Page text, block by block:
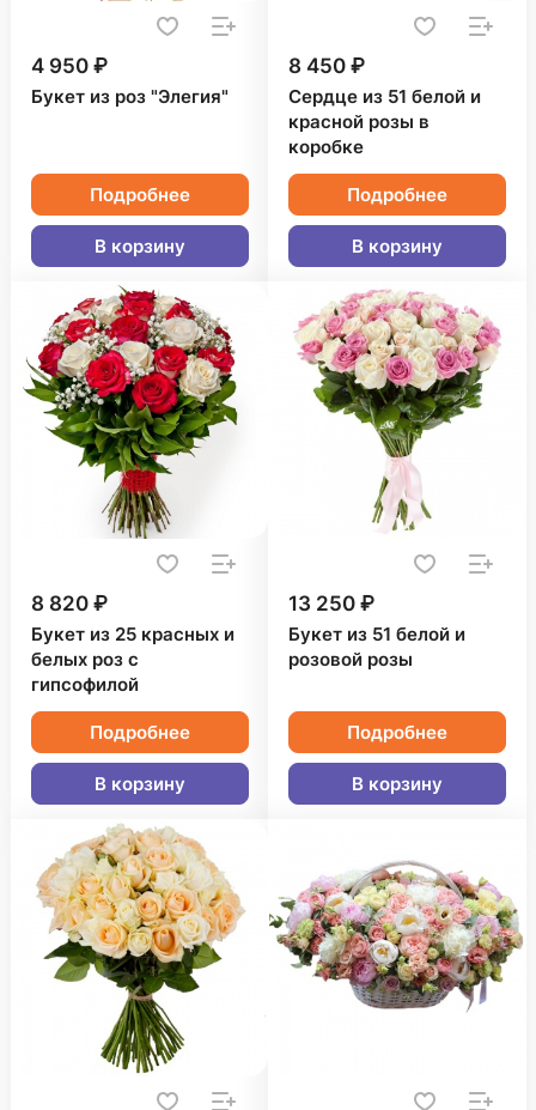
4 950 ₽
Букет из роз "Элегия"
Подробнее
В корзину
8 450 ₽
Сердце из 51 белой и
красной розы в
коробке
Подробнее
В корзину
8 820 ₽
Букет из 25 красных и
белых роз с
гипсофилой
Подробнее
В корзину
13 250 ₽
Букет из 51 белой и
розовой розы
Подробнее
В корзину